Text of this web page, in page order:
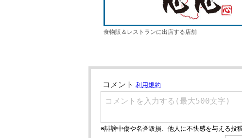
食物販＆レストランに出店する店舗